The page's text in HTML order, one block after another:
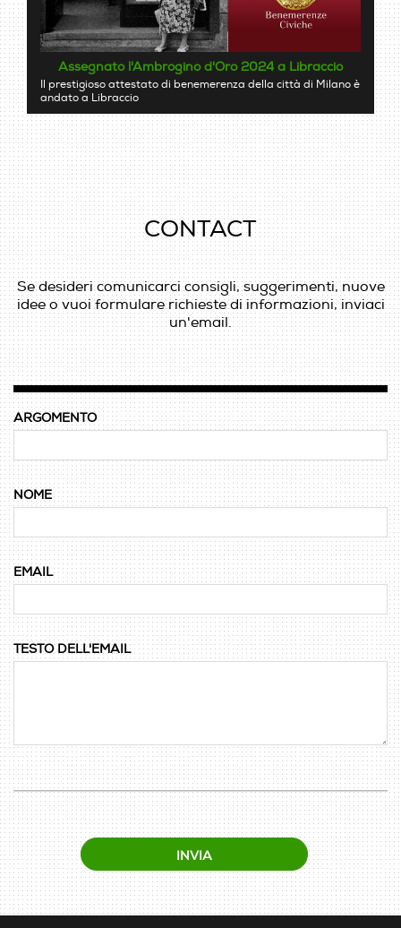
Assegnato l'Ambrogino d'Oro 2024 a Libraccio
Il prestigioso attestato di benemerenza della città di Milano è
andato a Libraccio
CONTACT
Se desideri comunicarci consigli, suggerimenti, nuove
idee o vuoi formulare richieste di informazioni, inviaci
un'email.
ARGOMENTO
NOME
EMAIL
TESTO DELL'EMAIL